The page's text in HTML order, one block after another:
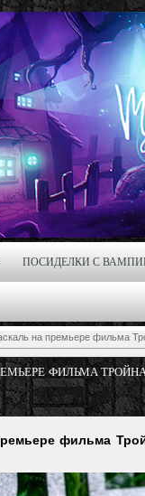
ПОСИДЕЛКИ С
на премьере фильма
ФИЛЬМА
фильма